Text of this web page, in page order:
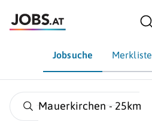
Jobsuche Merkliste
Mauerkirchen - 25km